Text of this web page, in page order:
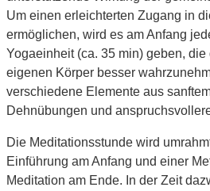
Um einen erleichterten Zugang in
ermöglichen, wird es am Anfang
Yogaeinheit (ca. 35 min) geben,
eigenen Körper besser
verschiedene Elemente aus
Dehnübungen und
Die Meditationsstunde wird
Einführung am Anfang und einer
Meditation am Ende. In der Zeit